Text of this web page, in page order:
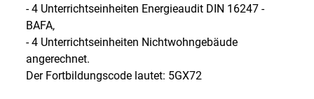
- 4 Unterrichtseinheiten Energieaudit DIN 16247 -
BAFA,
- 4 Unterrichtseinheiten Nichtwohngebäude
angerechnet.
Der Fortbildungscode lautet: 5GX72